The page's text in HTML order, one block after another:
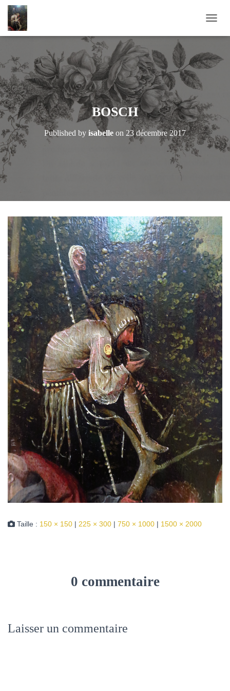
BOSCH
Published by isabelle on 23 décembre 2017
Taille : 150 × 150 | 225 × 300 | 750 × 1000 | 1500 × 2000
0 commentaire
Laisser un commentaire